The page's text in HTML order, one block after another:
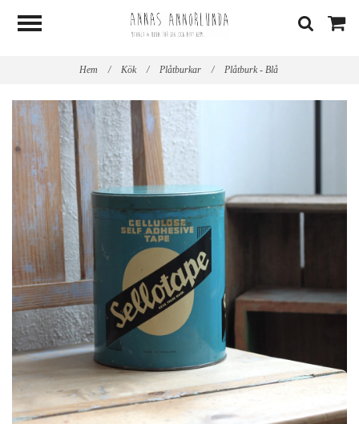
Hem / Kök / Plåtburkar / Plåtburk - Blå